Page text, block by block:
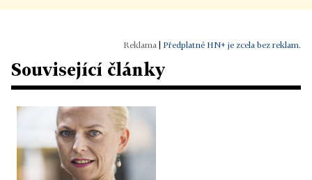
Předplatné HN+ je zcela bez reklam.
Související články